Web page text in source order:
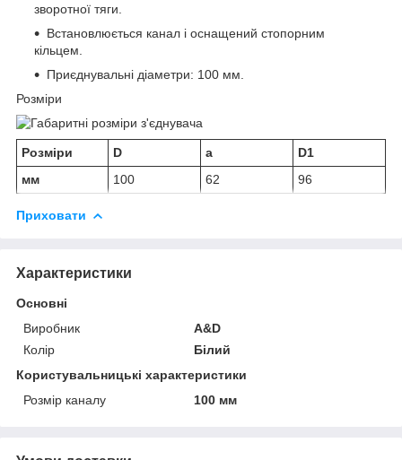
зворотної тяги.
Встановлюється канал і оснащений стопорним
кільцем.
Приєднувальні діаметри: 100 мм.
Розміри
Розміри D a
D1
мм
100 62 96
Приховати
Характеристики
Основні
Виробник
A&D
Колір
Білий
Користувальницькі характеристики
Розмір каналу
100 мм